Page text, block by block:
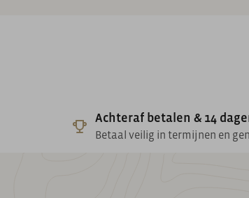
Achteraf betalen & 14
Betaal veilig in termijnen en